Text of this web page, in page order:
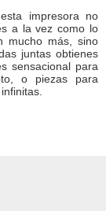
impresora no
a la vez como lo
mucho más, sino
juntas obtienes
sensacional para
o piezas para